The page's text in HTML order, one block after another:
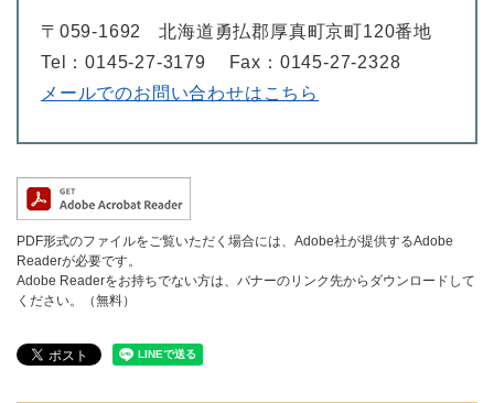
〒059-1692
北海道勇払郡厚真町京町120番地
Tel：0145-27-3179
Fax：0145-27-2328
メールでのお問い合わせはこちら
PDF形式のファイルをご覧いただく場合には、Adobe社が提供するAdobe
Readerが必要です。
Adobe Readerをお持ちでない方は、バナーのリンク先からダウンロードして
ください。（無料）